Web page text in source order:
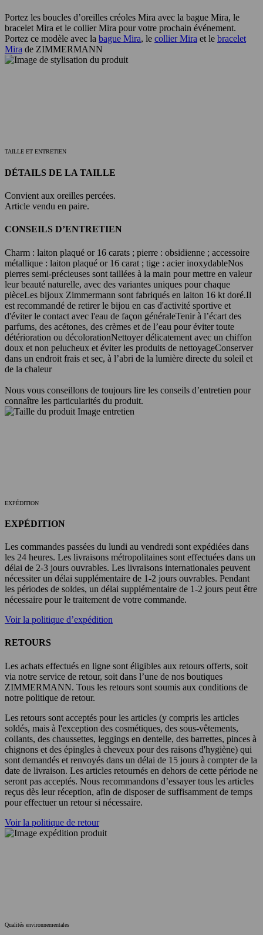
Portez les boucles d’oreilles créoles Mira avec la bague Mira, le
bracelet Mira et le collier Mira pour votre prochain événement.
Portez ce modèle avec la bague Mira, le collier Mira et le bracelet
Mira de ZIMMERMANN
TAILLE ET ENTRETIEN
DÉTAILS DE LA TAILLE
Convient aux oreilles percées.
Article vendu en paire.
CONSEILS D’ENTRETIEN
Charm : laiton plaqué or 16 carats ; pierre : obsidienne ; accessoire
métallique : laiton plaqué or 16 carat ; tige : acier inoxydableNos
pierres semi-précieuses sont taillées à la main pour mettre en valeur
leur beauté naturelle, avec des variantes uniques pour chaque
pièceLes bijoux Zimmermann sont fabriqués en laiton 16 kt doré.Il
est recommandé de retirer le bijou en cas d'activité sportive et
d'éviter le contact avec l'eau de façon généraleTenir à l’écart des
parfums, des acétones, des crèmes et de l’eau pour éviter toute
détérioration ou décolorationNettoyer délicatement avec un chiffon
doux et non pelucheux et éviter les produits de nettoyageConserver
dans un endroit frais et sec, à l’abri de la lumière directe du soleil et
de la chaleur
Nous vous conseillons de toujours lire les conseils d’entretien pour
connaître les particularités du produit.
EXPÉDITION
EXPÉDITION
Les commandes passées du lundi au vendredi sont expédiées dans
les 24 heures. Les livraisons métropolitaines sont effectuées dans un
délai de 2-3 jours ouvrables. Les livraisons internationales peuvent
nécessiter un délai supplémentaire de 1-2 jours ouvrables. Pendant
les périodes de soldes, un délai supplémentaire de 1-2 jours peut être
nécessaire pour le traitement de votre commande.
Voir la politique d’expédition
RETOURS
Les achats effectués en ligne sont éligibles aux retours offerts, soit
via notre service de retour, soit dans l’une de nos boutiques
ZIMMERMANN. Tous les retours sont soumis aux conditions de
notre politique de retour.
Les retours sont acceptés pour les articles (y compris les articles
soldés, mais à l'exception des cosmétiques, des sous-vêtements,
collants, des chaussettes, leggings en dentelle, des barrettes, pinces à
chignons et des épingles à cheveux pour des raisons d'hygiène) qui
sont demandés et renvoyés dans un délai de 15 jours à compter de la
date de livraison. Les articles retournés en dehors de cette période ne
seront pas acceptés. Nous recommandons d’essayer tous les articles
reçus dès leur réception, afin de disposer de suffisamment de temps
pour effectuer un retour si nécessaire.
Voir la politique de retour
Qualités environnementales